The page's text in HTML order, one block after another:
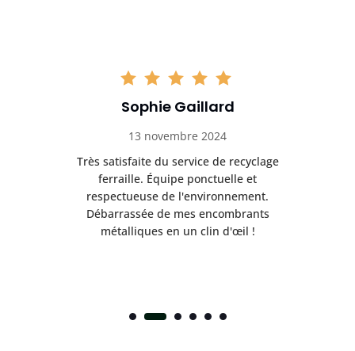
Sophie Gaillard
13 novembre 2024
Très satisfaite du service de recyclage
ferraille. Équipe ponctuelle et
respectueuse de l'environnement.
Débarrassée de mes encombrants
métalliques en un clin d'œil !